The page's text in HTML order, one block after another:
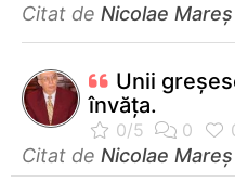
Citat de Nicolae Mareș
Unii
învăţa.
Citat de Nicolae Mareș